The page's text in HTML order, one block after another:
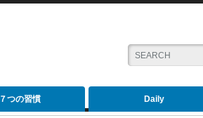
７つの習慣 Daily